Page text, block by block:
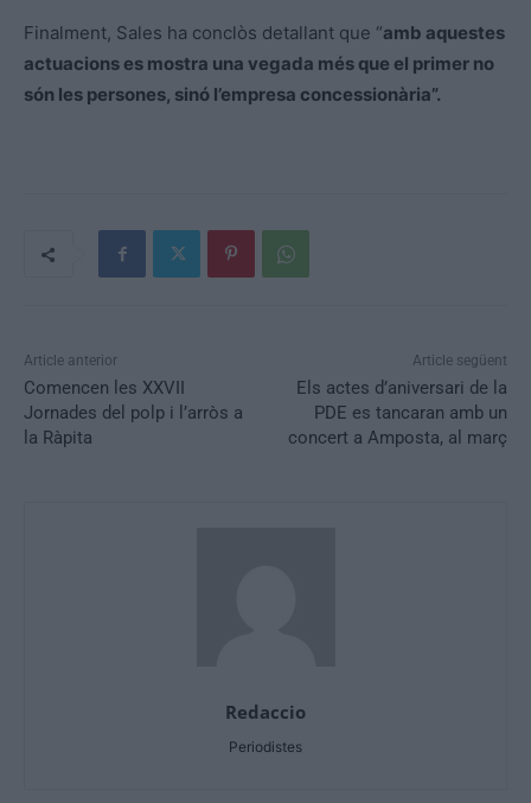
Finalment, Sales ha conclòs detallant que “amb aquestes
actuacions es mostra una vegada més que el primer no
són les persones, sinó l’empresa concessionària”.
Article anterior
Comencen les XXVII
Jornades del polp i l’arròs a
la Ràpita
Article següent
Els actes d’aniversari de la
PDE es tancaran amb un
concert a Amposta, al març
Redaccio
Periodistes